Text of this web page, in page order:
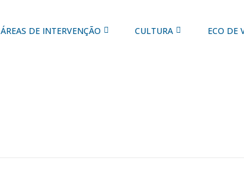
ÁREAS DE INTERVENÇÃO CULTURA ECO DE